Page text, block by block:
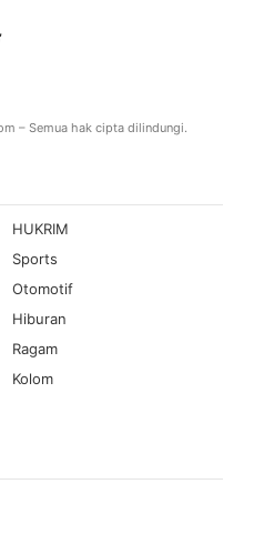
– Semua hak cipta dilindungi.
HUKRIM
Sports
Otomotif
Hiburan
Ragam
Kolom